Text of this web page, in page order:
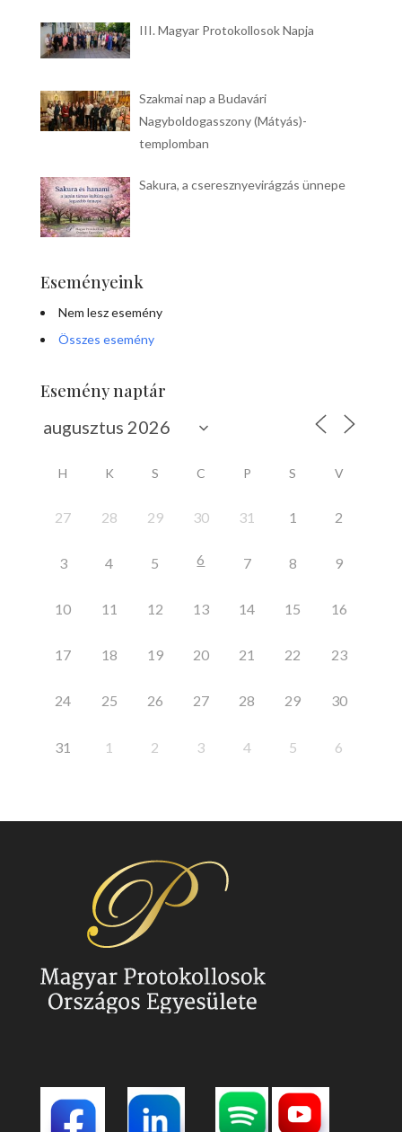
III. Magyar Protokollosok Napja
Szakmai nap a Budavári
Nagyboldogasszony (Mátyás)-
templomban
Sakura, a cseresznyevirágzás ünnepe
Eseményeink
Nem lesz esemény
Összes esemény
Esemény naptár
H K S C P S V
27 28 29 30 31 1 2
3 4 5 6 7 8 9
10 11 12 13 14 15 16
17 18 19 20 21 22 23
24 25 26 27 28 29 30
31 1 2 3 4 5 6